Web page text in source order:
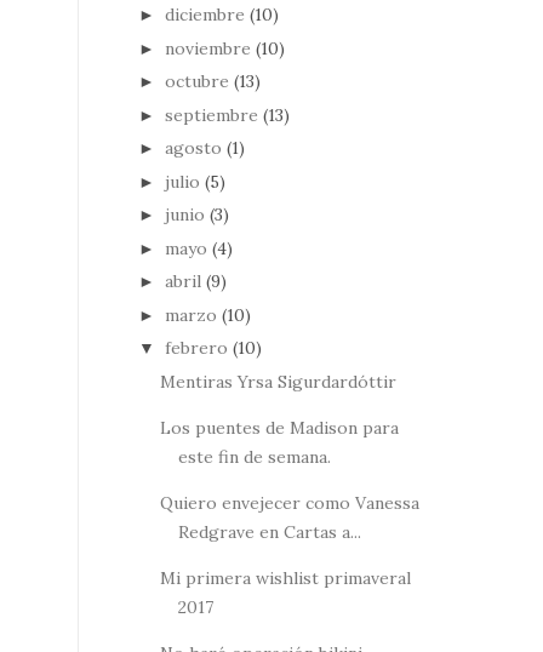
► diciembre (10)
► noviembre (10)
► octubre (13)
► septiembre (13)
► agosto (1)
► julio (5)
► junio (3)
► mayo (4)
► abril (9)
► marzo (10)
▼ febrero (10)
Mentiras Yrsa Sigurdardóttir
Los puentes de Madison para
este fin de semana.
Quiero envejecer como Vanessa
Redgrave en Cartas a...
Mi primera wishlist primaveral
2017